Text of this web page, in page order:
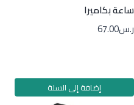
ساعة بكاميرا
ر.س67.00
إضافة إلى السلة